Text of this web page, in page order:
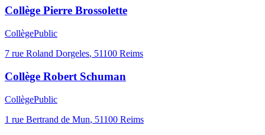
Collège Pierre Brossolette
CollègePublic
7 rue Roland Dorgeles, 51100 Reims
Collège Robert Schuman
CollègePublic
1 rue Bertrand de Mun, 51100 Reims